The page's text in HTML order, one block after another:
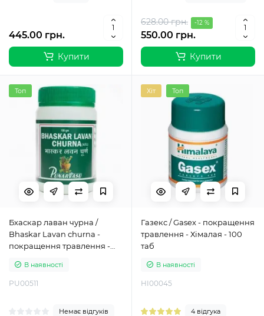
445.00 грн.
Купити
628.00 грн. -12 %
550.00 грн.
Купити
Топ
Бхаскар лаван чурна /
Bhaskar Lavan churna -
покращення травлення -
В наявності
PU00511
Немає відгуків
Хіт Топ
Газекс / Gasex - покращення
травлення - Хімалая - 100
таб
В наявності
HI00045
4 відгука